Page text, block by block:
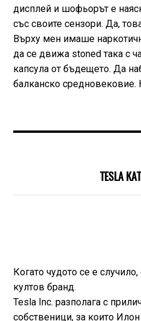
дисплей и шофьорът е
със своите сензори. Да,
Върху мен имаше
да се движа stoned така с
капсула от бъдещето. Да
балканско средновековие.
TESLA
Когато чудото се е
култов бранд.
Tesla Inc. разполага с
собственици, за които